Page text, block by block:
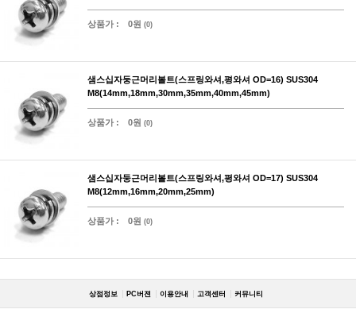
상품가 : 0원 (0)
샘스십자둥근머리볼트(스프링와셔,평와셔 OD=16) SUS304
M8(14mm,18mm,30mm,35mm,40mm,45mm)
상품가 : 0원 (0)
샘스십자둥근머리볼트(스프링와셔,평와셔 OD=17) SUS304
M8(12mm,16mm,20mm,25mm)
상품가 : 0원 (0)
상점정보 PC버젼 이용안내 고객센터 커뮤니티